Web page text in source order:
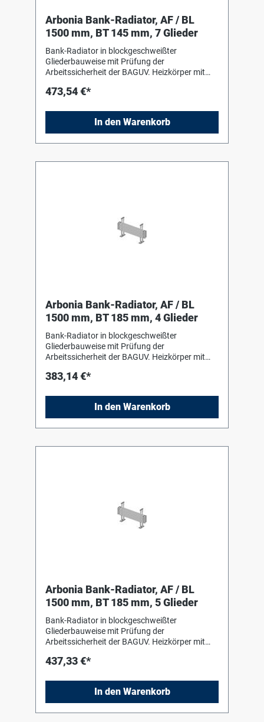
Arbonia Bank-Radiator, AF / BL
1500 mm, BT 145 mm, 7 Glieder
Bank-Radiator in blockgeschweißter
Gliederbauweise mit Prüfung der
Arbeitssicherheit der BAGUV. Heizkörper mit
DIN 55 900-2. Für liegenden Einbau mit Hilfe
Anschluss- und Blindstopfen sind werkseitig
eingedichtet, in Schrumpffolie verpackt und
soweit erforderlich mit Kantenschutz versehen.
473,54 €*
In den Warenkorb
Arbonia Bank-Radiator, AF / BL
1500 mm, BT 185 mm, 4 Glieder
Bank-Radiator in blockgeschweißter
Gliederbauweise mit Prüfung der
Arbeitssicherheit der BAGUV. Heizkörper mit
DIN 55 900-2. Für liegenden Einbau mit Hilfe
Anschluss- und Blindstopfen sind werkseitig
eingedichtet, in Schrumpffolie verpackt und
soweit erforderlich mit Kantenschutz versehen.
383,14 €*
In den Warenkorb
Arbonia Bank-Radiator, AF / BL
1500 mm, BT 185 mm, 5 Glieder
Bank-Radiator in blockgeschweißter
Gliederbauweise mit Prüfung der
Arbeitssicherheit der BAGUV. Heizkörper mit
DIN 55 900-2. Für liegenden Einbau mit Hilfe
Anschluss- und Blindstopfen sind werkseitig
eingedichtet, in Schrumpffolie verpackt und
soweit erforderlich mit Kantenschutz versehen.
437,33 €*
In den Warenkorb